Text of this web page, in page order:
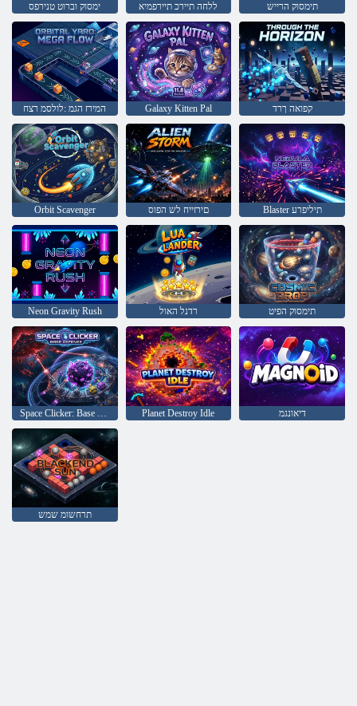
ימסוק וברוט טנירפס ללחה תיירכ תיירפמיא תימסוק הרייש
המירז הגמ :לולסמ רצח Galaxy Kitten Pal קפואה ךרד
Orbit Scavenger םירזייח לש הפוס Blaster תיליפרע
Neon Gravity Rush רדנל האול תימסוק הפיט
Space Clicker: Base Defense Planet Destroy Idle דיאונגמ
תרחשומ שמש